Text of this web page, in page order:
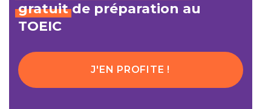
gratuitde préparation au
TOEIC
J'EN PROFITE !